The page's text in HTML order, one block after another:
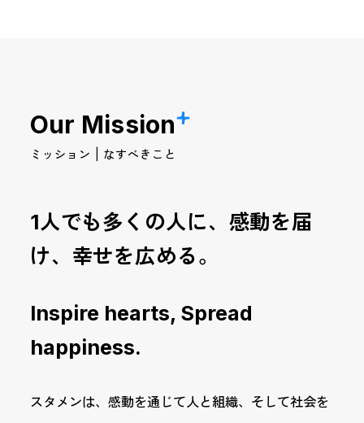
Our Mission
ミッション | なすべきこと
1人でも多くの人に、 感動を届
け、幸せを広める。
Inspire hearts, Spread
happiness.
スタメンは、感動を通じて人と組織、そして社会を